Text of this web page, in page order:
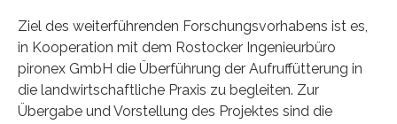
Ziel des weiterführenden Forschungsvorhabens ist es,
in Kooperation mit dem Rostocker Ingenieurbüro
pironex GmbH die Überführung der Aufruffütterung in
die landwirtschaftliche Praxis zu begleiten. Zur
Übergabe und Vorstellung des Projektes sind die